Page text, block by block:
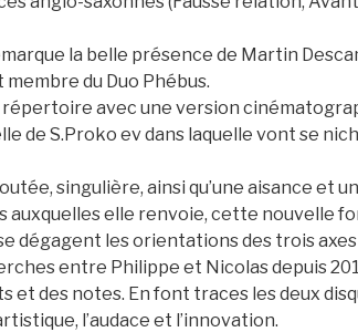
la belle présence de Martin
du Duo Phébus.
répertoire avec une version
de S.Proko ev dans laquelle vont se
singulière, ainsi qu’une aisance et
elle renvoie, cette nouvelle
dégagent les orientations des trois
entre Philippe et Nicolas depuis
des notes. En font traces les deux
l’audace et l’innovation.